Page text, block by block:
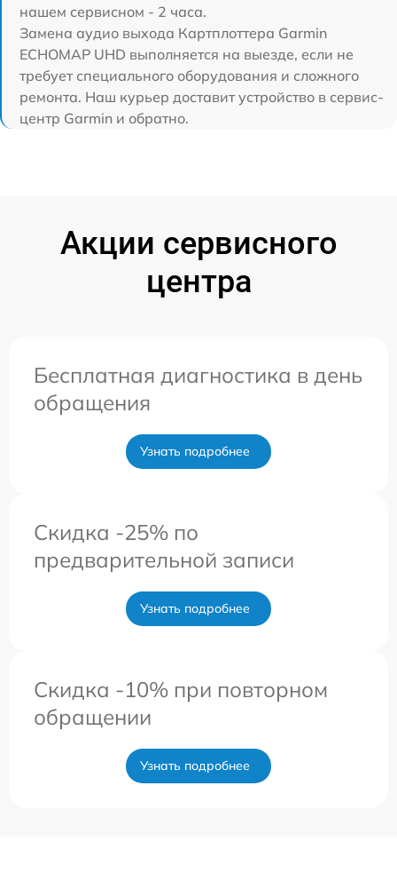
нашем сервисном - 2 часа.
Замена аудио выхода Картплоттера Garmin
ECHOMAP UHD выполняется на выезде, если не
требует специального оборудования и сложного
ремонта. Наш курьер доставит устройство в сервис-
центр Garmin и обратно.
Акции сервисного
центра
Бесплатная диагностика в день
обращения
Узнать подробнее
Скидка -25% по
предварительной записи
Узнать подробнее
Скидка -10% при повторном
обращении
Узнать подробнее